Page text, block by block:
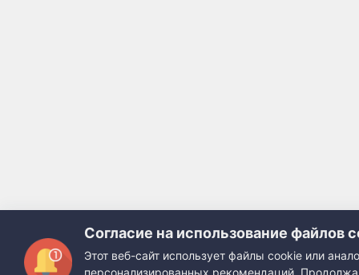
Согласие на использование файлов
Этот веб-сайт использует файлы cookie или
персонализированных рекомендаций.